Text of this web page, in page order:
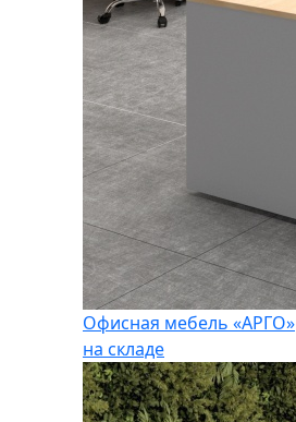
Офисная мебель «АРГО»
на складе